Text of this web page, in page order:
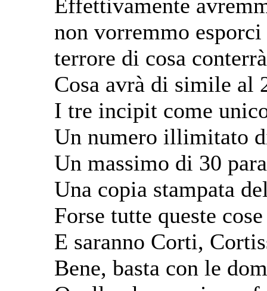
Effettivamente
non vorremmo
terrore di cosa
Cosa avrà di simile al
I tre incipit come
Un numero illimitato
Un massimo di 30
Una copia stampata
Forse tutte queste
E saranno Corti,
Bene, basta con le